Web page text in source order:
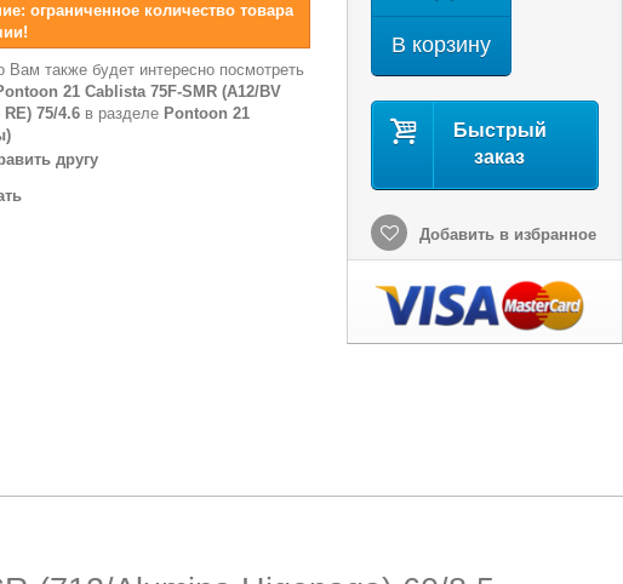
ограниченное количество товара
Вам также будет интересно посмотреть
21 Cablista 75F-SMR (A12/BV
75/4.6в разделе Pontoon 21
другу
В корзину
Быстрый
заказ
Добавить в избранное